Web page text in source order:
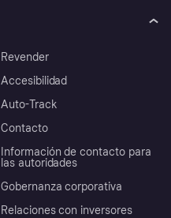
Revender
Accesibilidad
Auto-Track
Contacto
Información de contacto para
las autoridades
Gobernanza corporativa
Relaciones con inversores